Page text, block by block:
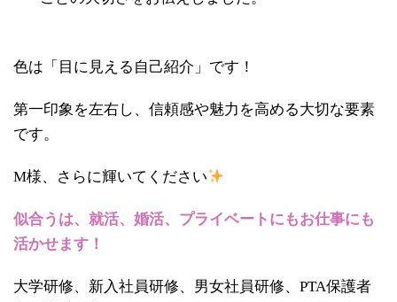
色は「目に見える自己紹介」です！
第一印象を左右し、信頼感や魅力を高める大切な要素
です。
M様、さらに輝いてください
似合うは、就活、婚活、プライベートにもお仕事にも
活かせます！
大学研修、新入社員研修、男女社員研修、PTA保護者